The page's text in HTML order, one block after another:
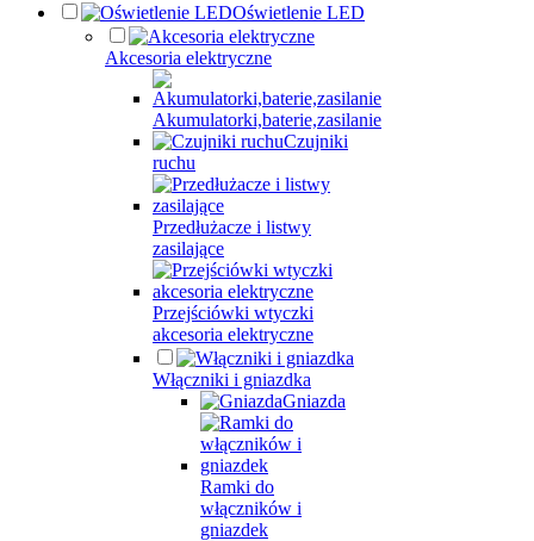
Oświetlenie LED
Akcesoria elektryczne
Akumulatorki,baterie,zasilanie
Czujniki
ruchu
Przedłużacze i listwy
zasilające
Przejściówki wtyczki
akcesoria elektryczne
Włączniki i gniazdka
Gniazda
Ramki do
włączników i
gniazdek